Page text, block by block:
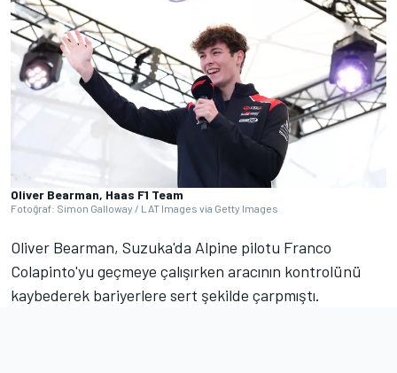
Oliver Bearman, Haas F1 Team
Fotoğraf: Simon Galloway / LAT Images via Getty Images
Oliver Bearman, Suzuka'da Alpine pilotu Franco
Colapinto'yu geçmeye çalışırken aracının kontrolünü
kaybederek bariyerlere sert şekilde çarpmıştı.